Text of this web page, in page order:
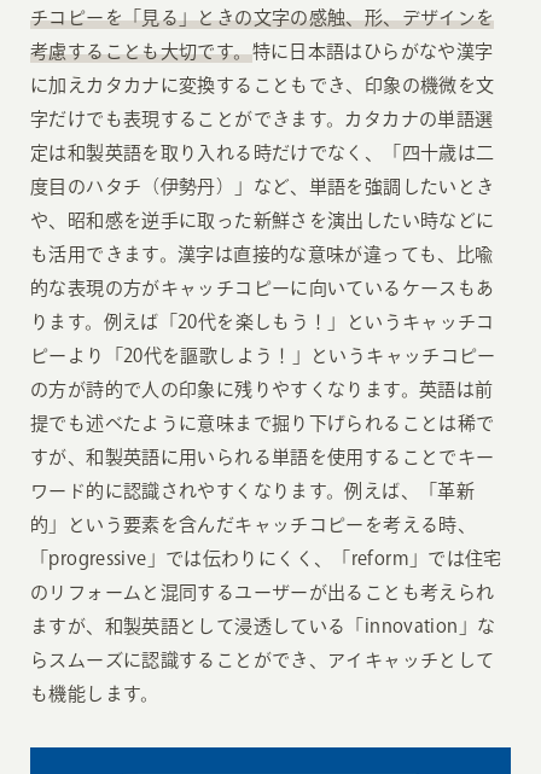
チコピーを「見る」ときの文字の感触、形、デザインを
考慮することも大切です。特に日本語はひらがなや漢字
に加えカタカナに変換することもでき、印象の機微を文
字だけでも表現することができます。カタカナの単語選
定は和製英語を取り入れる時だけでなく、「四十歳は二
度目のハタチ（伊勢丹）」など、単語を強調したいとき
や、昭和感を逆手に取った新鮮さを演出したい時などに
も活用できます。漢字は直接的な意味が違っても、比喩
的な表現の方がキャッチコピーに向いているケースもあ
ります。例えば「20代を楽しもう！」というキャッチコ
ピーより「20代を謳歌しよう！」というキャッチコピー
の方が詩的で人の印象に残りやすくなります。英語は前
提でも述べたように意味まで掘り下げられることは稀で
すが、和製英語に用いられる単語を使用することでキー
ワード的に認識されやすくなります。例えば、「革新
的」という要素を含んだキャッチコピーを考える時、
「progressive」では伝わりにくく、「reform」では住宅
のリフォームと混同するユーザーが出ることも考えられ
ますが、和製英語として浸透している「innovation」な
らスムーズに認識することができ、アイキャッチとして
も機能します。